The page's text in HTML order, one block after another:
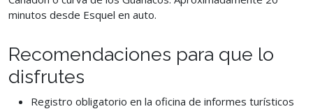
minutos desde Esquel en auto.
Recomendaciones para que lo
disfrutes
Registro obligatorio en la oficina de informes turísticos